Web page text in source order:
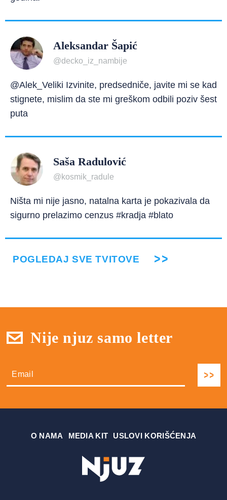
Aleksandar Šapić
@decko_iz_nambije
@Alek_Veliki Izvinite, predsedniče, javite mi se kad
stignete, mislim da ste mi greškom odbili poziv šest
puta
Saša Radulović
@kosmik_radule
Ništa mi nije jasno, natalna karta je pokazivala da
sigurno prelazimo cenzus #kradja #blato
POGLEDAJ SVE TVITOVE
Nije njuz samo letter
О NAMA MEDIA KIT USLOVI KORIŠĆENJA